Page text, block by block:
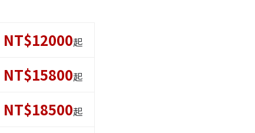
NT$12000起
NT$15800起
NT$18500起